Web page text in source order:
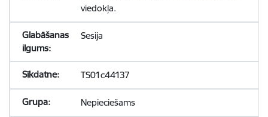
viedokļa.
Sesija
TS01c44137
Nepieciešams